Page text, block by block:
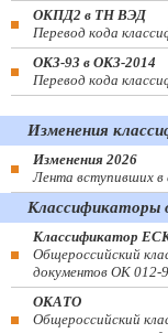
ОКПД2 в ТН ВЭД
Перевод кода
ОКЗ-93 в ОКЗ-2014
Перевод кода
Изменения
Изменения 2026
Лента вступивших в
Классификаторы
Классификатор
Общероссийский
документов ОК 012-
ОКАТО
Общероссийский